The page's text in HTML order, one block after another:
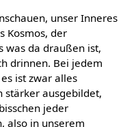
unser Inneres
Kosmos, der
was da draußen ist,
drinnen. Bei jedem
ist zwar alles
stärker ausgebildet,
jeder
also in unserem